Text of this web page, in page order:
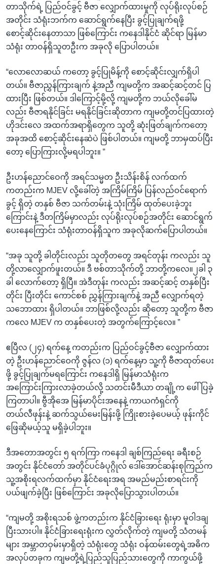
တာသိုက်ရဲ့ ပြည်ဝင်ခွင့် ဗီဇာ လျှောက်ထားမှုကို လုပ်ရိုးလုပ်စဉ်
အတိုင်း သံရုံးဘက်က ဆောင်ရွက်နေပြီး ခွင့်ပြုချက်ရဖို့
စောင့်ဆိုင်းနေတာသာ ဖြစ်ကြောင်း ကနေဒါနိုင်ငံ ဆိုင်ရာ မြန်မာ
သံရုံး တာဝန်ရှိသူတဦးက အခုလို ပြောပါတယ်။
“လောလောဆယ် ကတော့ ခွင့်ပြုမိန့်ကို စောင့်ဆိုင်းလျှက်ရှိပါ
တယ်။ ဗီဇာညွှန်ကြားချက် နဲ့အညီ ကျမတို့က အဆင့်ဆင့်တင် ပြ
ထားပြီး ဖြစ်တယ်။ ဒါကြောင့်မို့လို့ ကျမတို့က ဘယ်လိုခေါ်မ
လည်း ဗီဇာရနိုင်ခြင်း မရနိုင်ခြင်းဆိုတာက ကျမတို့တင်ပြထားတဲ့
ဟိုဒင်းလေ အထက်အရာရှိတွေက သူတို့ ဆုံးဖြတ်ချက်ကတော့
အခုအထိ စောင့်ဆိုင်းနေဆဲပဲ ဖြစ်ပါတယ်။ ကျမတို့ ဘာမှထပ်ပြီး
တော့ ပြောကြားလို့မရပါဘူး။ ”
ဦးဟန်ညောင်ဝေကို အရင်သမ္မတ ဦးသိန်းစိန် လက်ထက်
ကတည်းက MJEV လို့ခေါ်တဲ့ အကြိမ်ကြိမ် ပြန်လည်ဝင်ရောက်
ခွင့် ရှိတဲ့ တနှစ် ဗီဇာ သက်တမ်းနဲ့ သုံးကြိမ် ထုတ်ပေးခဲ့ဘူး
ကြောင်းနဲ့ ဒီတကြိမ်မှာလည်း လုပ်ရိုးလုပ်စဉ်အတိုင်း ဆောင်ရွက်
ပေးနေကြောင်း သံရုံးတာဝန်ရှိသူက အခုလိုဆက်ပြောပါတယ်။
“အခု သူတို့ ခါတိုင်းလည်း သူတိုတတွေ အရင်တုန်း ကလည်း သူ
တို့လာလျှောက်ဖူးတယ်။ ဒီ ဗစ်တာသိုက်တို့ ဘာတို့ကလေ။၂ခါ ၃
ခါ လောက်တော့ ရှိပြီ။ အဲဒီတုန်း ကလည်း အဆင့်ဆင့် တနှစ်ပြီး
တိုင်း ပြီးတိုင်း ကောင်စစ် ညွှန်ကြားချက်နဲ့ အညီ လျှောက်ရတဲ့
သဘောထား ရှိပါတယ်။ ဘာဖြစ်လို့လည်း ဆိုတော့ သူတို့က ဗီဇာ
ကလေ MJEV က တနှစ်ပေးတဲ့ အတွက်ကြောင့်လေ။ ”
ဧပြီလ (၂၄) ရက်နေ့ ကတည်းက ပြည်ဝင်ခွင့်ဗီဇာ လျှောက်ထား
တဲ့ ဦးဟန်ညောင်ဝေကို ဇွန်လ (၁) ရက်နေ့မှာ သူ့ကို ဗီဇာထုတ်ပေး
ဖို့ ခွင့်ပြုချက်မရကြောင်း ကနေဒါရှိ မြန်မာသံရုံးက
အကြောင်းကြားလာခဲ့တယ်လို့ သတင်းမီဒီယာ တချို့က ဖေါ်ပြခဲ့
ကြတာပါ။ ဗွီအိုအေ မြန်မာပိုင်းအနေနဲ့ ကာယကံရှင်ကို
တယ်လီဖုန်းနဲ့ ဆက်သွယ်မေးမြန်းဖို့ ကြိုးစားခဲ့ပေမယ့် ဖုန်းကိုင်
ဖြေဆိုမယ့်သူ မရှိခဲ့ပါဘူး။
ဒီအတောအတွင်း ၅ ရက်ကြာ ကနေဒါ ချစ်ကြည်ရေး ခရီးစဉ်
အတွင်း နိုင်ငံတော် အတိုင်ပင်ခံပုဂ္ဂိုလ် ဒေါ်အောင်ဆန်းစုကြည်က
သူ့အစိုးရလက်ထက်မှာ နိုင်ငံရေးအရ အမည်မည်းစာရင်းကို
ပယ်ဖျက်ခဲ့ပြီး ဖြစ်ကြောင်း အခုလိုပြောသွားပါတယ်။
“ကျမတို့ အစိုးရသစ် ဖွဲ့ကတည်းက နိုင်ငံခြားရေး ရုံးမှာ မူဝါဒချ
ပြီးသားပါ။ နိုင်ငံခြားရေးရုံးက လွှတ်လိုက်တဲ့ ကျမတို့ သံတမန်
များ အမ္ဘာတဝှမ်းမှာရှိတဲ့ သံရုံးတွေ သံရုံး ဝန်ထမ်းတွေရဲ့အဓိက
အလုပ်တခုက ကျမတို့ရဲ့ပြည်သူပြည်သားတွေကို ကာကွယ်ဖို့